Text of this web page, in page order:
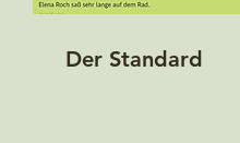
Der Standard